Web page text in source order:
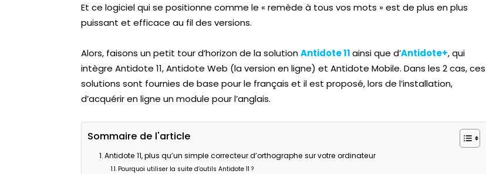
Et ce logiciel qui se positionne comme le « remède à tous vos mots » est de plus en plus
puissant et efficace au fil des versions.
Alors, faisons un petit tour d’horizon de la solutionAntidote 11ainsi que d’Antidote+, qui
intègre Antidote 11, Antidote Web (la version en ligne) et Antidote Mobile. Dans les 2 cas, ces
solutions sont fournies de base pour le français et il est proposé, lors de l’installation,
d’acquérir en ligne un module pour l’anglais.
Sommaire de l'article
Antidote 11, plus qu’un simple correcteur d’orthographe sur votre ordinateur
Pourquoi utiliser la suite d’outils Antidote 11 ?